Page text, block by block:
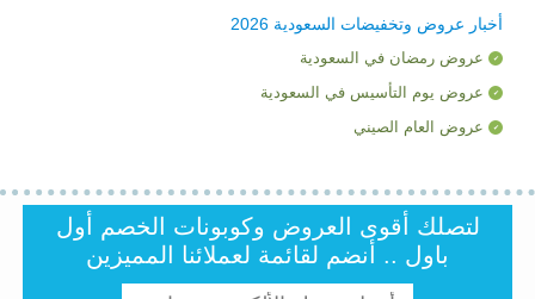
أخبار عروض وتخفيضات السعودية 2026
عروض رمضان في السعودية
عروض يوم التأسيس في السعودية
عروض العام الصيني
لتصلك أقوى العروض وكوبونات الخصم أول
باول .. أنضم لقائمة لعملائنا المميزين